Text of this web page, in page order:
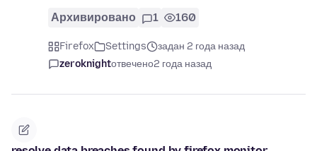
Архивировано 1 160
Firefox Settings
задан 2 года назад
zeroknightотвечено2 года назад